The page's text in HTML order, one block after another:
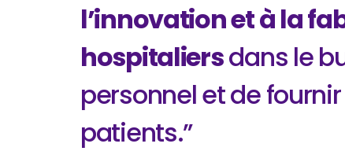
l’innovation et à la
hospitaliersdans le
personnel et de
patients.”